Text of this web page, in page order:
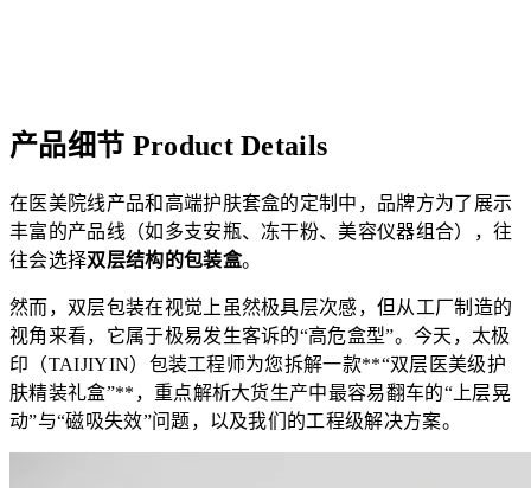
产品细节 Product Details
在医美院线产品和高端护肤套盒的定制中，品牌方为了展示
丰富的产品线（如多支安瓶、冻干粉、美容仪器组合），往
往会选择双层结构的包装盒。
然而，双层包装在视觉上虽然极具层次感，但从工厂制造的
视角来看，它属于极易发生客诉的“高危盒型”。今天，太极
印（TAIJIYIN）包装工程师为您拆解一款**“双层医美级护
肤精装礼盒”**，重点解析大货生产中最容易翻车的“上层晃
动”与“磁吸失效”问题，以及我们的工程级解决方案。